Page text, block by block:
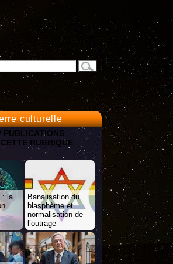
culturelle
PUBLICATIONS
RUBRIQUE
: la
Banalisation du
blasphème et
normalisation de
l’outrage